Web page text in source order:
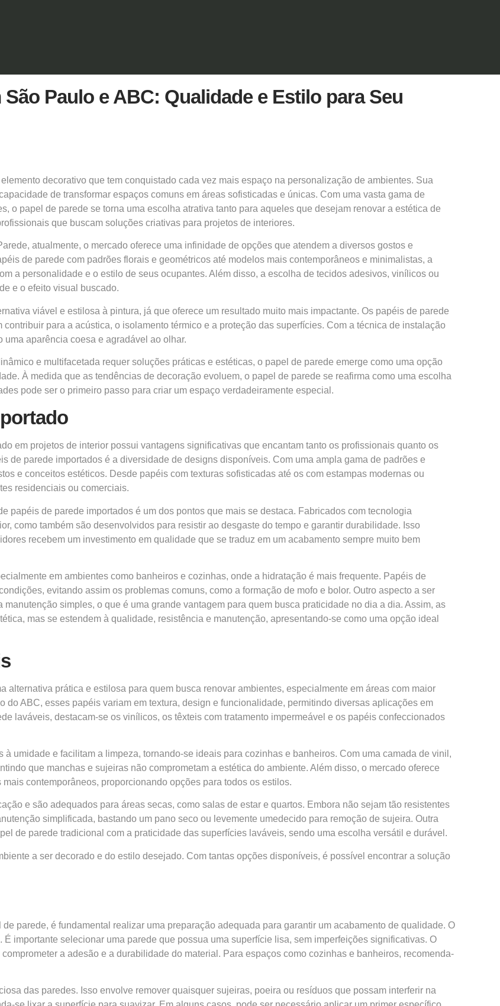
Paulo e ABC: Qualidade e Estilo para Seu
decorativo que tem conquistado cada vez mais espaço na personalização de ambientes. Sua
de transformar espaços comuns em áreas sofisticadas e únicas. Com uma vasta gama de
o papel de parede se torna uma escolha atrativa tanto para aqueles que desejam renovar a estética de
que buscam soluções criativas para projetos de interiores.
atualmente, o mercado oferece uma infinidade de opções que atendem a diversos gostos e
de parede com padrões florais e geométricos até modelos mais contemporâneos e minimalistas, a
a personalidade e o estilo de seus ocupantes. Além disso, a escolha de tecidos adesivos, vinílicos ou
e o efeito visual buscado.
viável e estilosa à pintura, já que oferece um resultado muito mais impactante. Os papéis de parede
para a acústica, o isolamento térmico e a proteção das superfícies. Com a técnica de instalação
aparência coesa e agradável ao olhar.
e multifacetada requer soluções práticas e estéticas, o papel de parede emerge como uma opção
À medida que as tendências de decoração evoluem, o papel de parede se reafirma como uma escolha
pode ser o primeiro passo para criar um espaço verdadeiramente especial.
em projetos de interior possui vantagens significativas que encantam tanto os profissionais quanto os
de parede importados é a diversidade de designs disponíveis. Com uma ampla gama de padrões e
e conceitos estéticos. Desde papéis com texturas sofisticadas até os com estampas modernas ou
residenciais ou comerciais.
papéis de parede importados é um dos pontos que mais se destaca. Fabricados com tecnologia
como também são desenvolvidos para resistir ao desgaste do tempo e garantir durabilidade. Isso
recebem um investimento em qualidade que se traduz em um acabamento sempre muito bem
em ambientes como banheiros e cozinhas, onde a hidratação é mais frequente. Papéis de
evitando assim os problemas comuns, como a formação de mofo e bolor. Outro aspecto a ser
simples, o que é uma grande vantagem para quem busca praticidade no dia a dia. Assim, as
mas se estendem à qualidade, resistência e manutenção, apresentando-se como uma opção ideal
alternativa prática e estilosa para quem busca renovar ambientes, especialmente em áreas com maior
ABC, esses papéis variam em textura, design e funcionalidade, permitindo diversas aplicações em
laváveis, destacam-se os vinílicos, os têxteis com tratamento impermeável e os papéis confeccionados
umidade e facilitam a limpeza, tornando-se ideais para cozinhas e banheiros. Com uma camada de vinil,
que manchas e sujeiras não comprometam a estética do ambiente. Além disso, o mercado oferece
contemporâneos, proporcionando opções para todos os estilos.
e são adequados para áreas secas, como salas de estar e quartos. Embora não sejam tão resistentes
simplificada, bastando um pano seco ou levemente umedecido para remoção de sujeira. Outra
de parede tradicional com a praticidade das superfícies laváveis, sendo uma escolha versátil e durável.
a ser decorado e do estilo desejado. Com tantas opções disponíveis, é possível encontrar a solução
parede, é fundamental realizar uma preparação adequada para garantir um acabamento de qualidade. O
importante selecionar uma parede que possua uma superfície lisa, sem imperfeições significativas. O
a adesão e a durabilidade do material. Para espaços como cozinhas e banheiros, recomenda-
das paredes. Isso envolve remover quaisquer sujeiras, poeira ou resíduos que possam interferir na